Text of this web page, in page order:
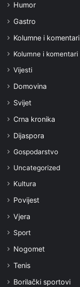
Humor
Gastro
Kolumne i komentari
Kolumne i komentari
Vijesti
Domovina
Svijet
Crna kronika
Dijaspora
Gospodarstvo
Uncategorized
Kultura
Povijest
Vjera
Sport
Nogomet
Tenis
Borilački sportovi